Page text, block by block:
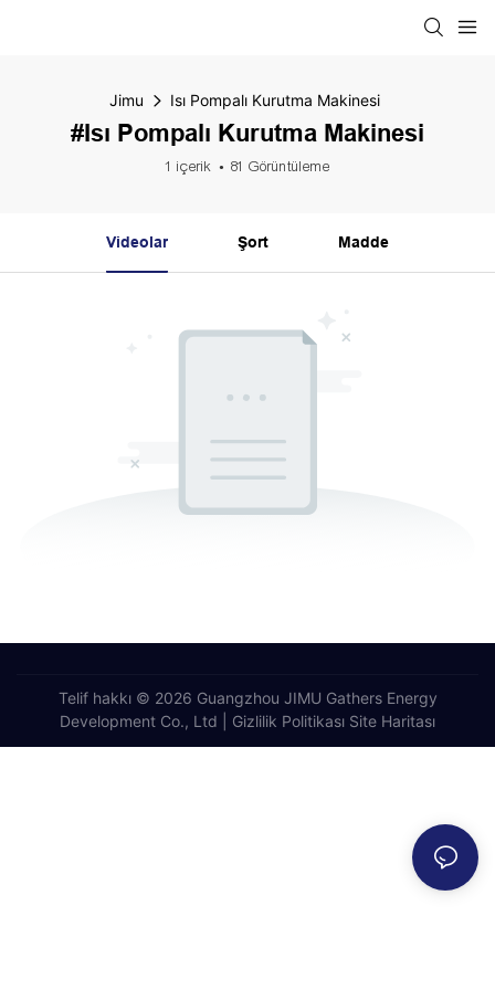
Jimu Isı Pompalı Kurutma Makinesi
#Isı Pompalı Kurutma Makinesi
1 içerik 81 Görüntüleme
Videolar Şort Madde
Telif hakkı © 2026 Guangzhou JIMU Gathers Energy
Development Co., Ltd |
Gizlilik Politikası Site Haritası